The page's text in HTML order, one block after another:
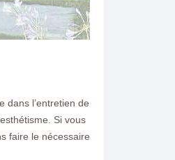
dans l’entretien de
Si vous
faire le nécessaire